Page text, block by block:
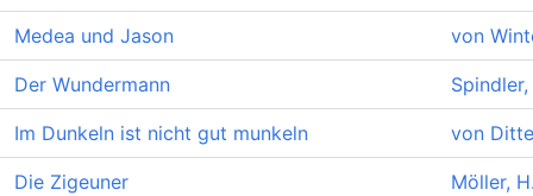
Medea und Jason von
Der Wundermann
Im Dunkeln ist nicht gut munkeln von
Die Zigeuner Möller,